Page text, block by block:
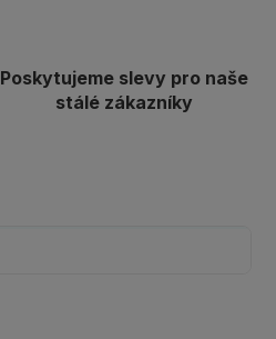
Poskytujeme slevy pro naše
stálé zákazníky